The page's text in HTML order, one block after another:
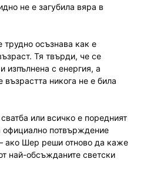
не е загубила вяра в
осъзнава как е
Тя твърди, че се
изпълнена с енергия, а
възрастта никога не е била
или всичко е поредният
официално потвърждение
ако Шер реши отново да каже
най-обсъжданите светски